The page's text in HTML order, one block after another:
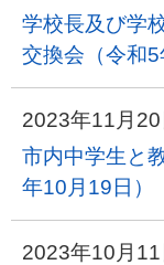
学校長及び学
交換会（令和5
2023年11月
市内中学生と
年10月19日）
2023年10月